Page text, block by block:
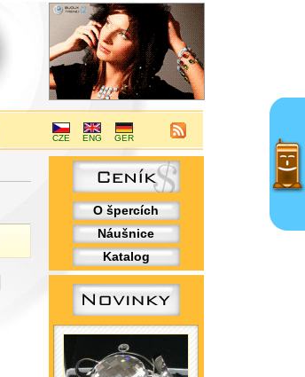
CZE ENG GER
O špercích
Náušnice
Katalog